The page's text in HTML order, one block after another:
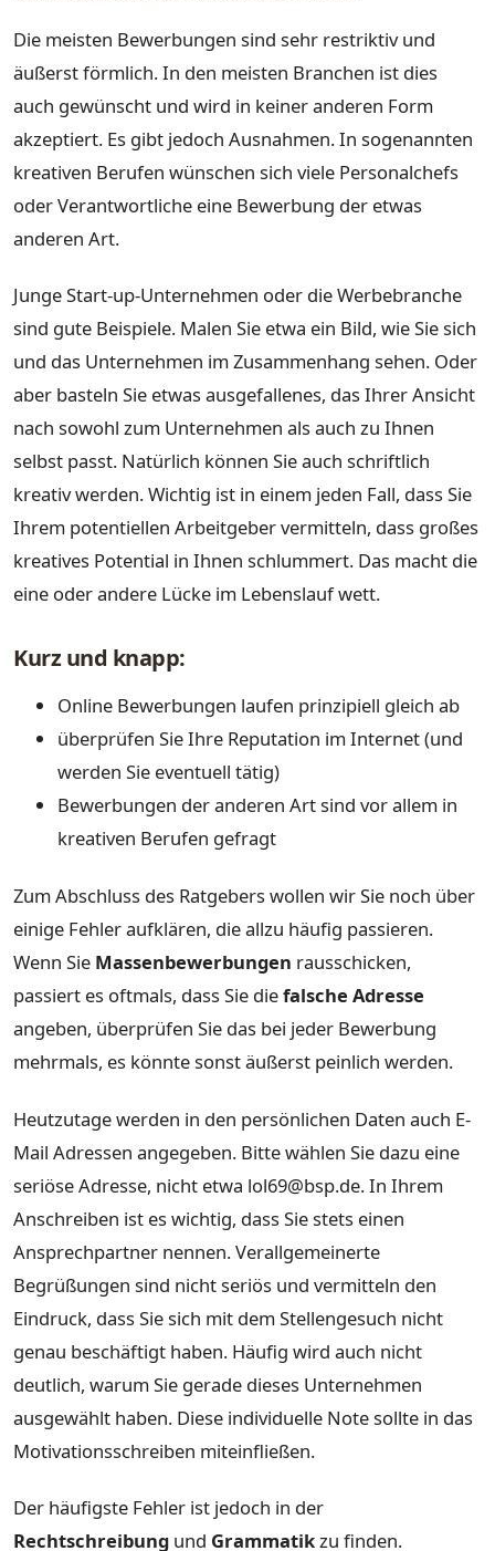
Die meisten Bewerbungen sind sehr restriktiv und
äußerst förmlich. In den meisten Branchen ist dies
auch gewünscht und wird in keiner anderen Form
akzeptiert. Es gibt jedoch Ausnahmen. In sogenannten
kreativen Berufen wünschen sich viele Personalchefs
oder Verantwortliche eine Bewerbung der etwas
anderen Art.
Junge Start-up-Unternehmen oder die Werbebranche
sind gute Beispiele. Malen Sie etwa ein Bild, wie Sie sich
und das Unternehmen im Zusammenhang sehen. Oder
aber basteln Sie etwas ausgefallenes, das Ihrer Ansicht
nach sowohl zum Unternehmen als auch zu Ihnen
selbst passt. Natürlich können Sie auch schriftlich
kreativ werden. Wichtig ist in einem jeden Fall, dass Sie
Ihrem potentiellen Arbeitgeber vermitteln, dass großes
kreatives Potential in Ihnen schlummert. Das macht die
eine oder andere Lücke im Lebenslauf wett.
Kurz und knapp:
Online Bewerbungen laufen prinzipiell gleich ab
überprüfen Sie Ihre Reputation im Internet (und
werden Sie eventuell tätig)
Bewerbungen der anderen Art sind vor allem in
kreativen Berufen gefragt
Zum Abschluss des Ratgebers wollen wir Sie noch über
einige Fehler aufklären, die allzu häufig passieren.
Wenn Sie Massenbewerbungen rausschicken,
passiert es oftmals, dass Sie diefalsche Adresse
angeben, überprüfen Sie das bei jeder Bewerbung
mehrmals, es könnte sonst äußerst peinlich werden.
Heutzutage werden in den persönlichen Daten auch E-
Mail Adressen angegeben. Bitte wählen Sie dazu eine
seriöse Adresse, nicht etwa lol69@bsp.de. In Ihrem
Anschreiben ist es wichtig, dass Sie stets einen
Ansprechpartner nennen. Verallgemeinerte
Begrüßungen sind nicht seriös und vermitteln den
Eindruck, dass Sie sich mit dem Stellengesuch nicht
genau beschäftigt haben. Häufig wird auch nicht
deutlich, warum Sie gerade dieses Unternehmen
ausgewählt haben. Diese individuelle Note sollte in das
Motivationsschreiben miteinfließen.
Der häufigste Fehler ist jedoch in der
Rechtschreibung und Grammatikzu finden.